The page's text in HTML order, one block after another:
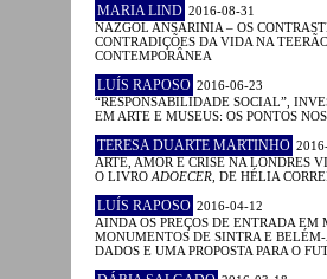
MARIA LIND 2016-08-31
NAZGOL ANSARINIA – OS
CONTRADIÇÕES DA VIDA NA
CONTEMPORÂNEA
LUÍS RAPOSO 2016-06-23
“RESPONSABILIDADE SOCIAL”,
EM ARTE E MUSEUS: OS PONTOS
TERESA DUARTE MARTINHO
ARTE, AMOR E CRISE NA LONDRES
O LIVRO ADOECER , DE HÉLIA
LUÍS RAPOSO 2016-04-12
AINDA OS PREÇOS DE ENTRADA EM
MONUMENTOS DE SINTRA E
DADOS E UMA PROPOSTA PARA O